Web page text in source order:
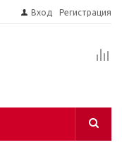
Вход Регистрация